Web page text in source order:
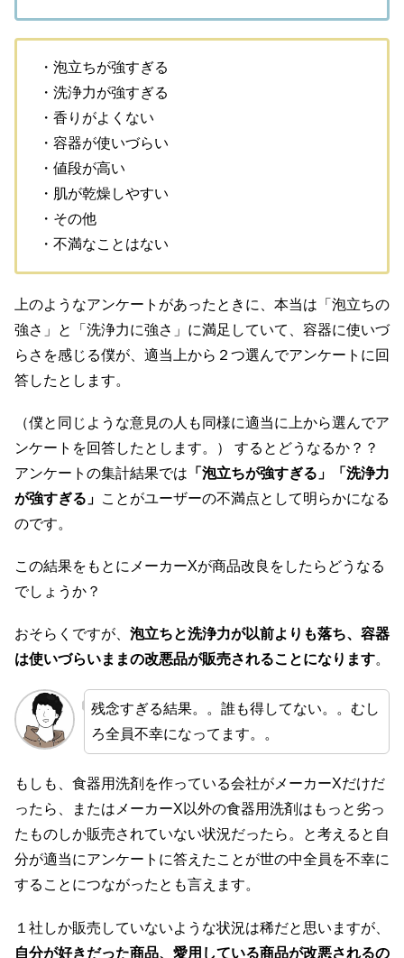
・泡立ちが強すぎる
・洗浄力が強すぎる
・香りがよくない
・容器が使いづらい
・値段が高い
・肌が乾燥しやすい
・その他
・不満なことはない
上のようなアンケートがあったときに、本当は「泡立ちの
強さ」と「洗浄力に強さ」に満足していて、容器に使いづ
らさを感じる僕が、適当上から２つ選んでアンケートに回
答したとします。
（僕と同じような意見の人も同様に適当に上から選んでア
ンケートを回答したとします。） するとどうなるか？？
アンケートの集計結果では 「泡立ちが強すぎる」「洗浄力
が強すぎる」 ことがユーザーの不満点として明らかになる
のです。
この結果をもとにメーカーXが商品改良をしたらどうなる
でしょうか？
おそらくですが、 泡立ちと洗浄力が以前よりも落ち、容器
は使いづらいままの改悪品が販売されることになります。
残念すぎる結果。。誰も得してない。。むし
ろ全員不幸になってます。。
もしも、食器用洗剤を作っている会社がメーカーXだけだ
ったら、またはメーカーX以外の食器用洗剤はもっと劣っ
たものしか販売されていない状況だったら。と考えると自
分が適当にアンケートに答えたことが世の中全員を不幸に
することにつながったとも言えます。
１社しか販売していないような状況は稀だと思いますが、
自分が好きだった商品、愛用している商品が改悪されるの